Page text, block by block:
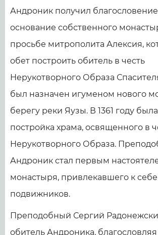
Андроник получил
основание собственного
просьбе митрополита Алексия,
обет построить обитель в честь
Нерукотворного Образа
был назначен игуменом нового
берегу реки Яузы. В 1361 году
постройка храма, освященного в
Нерукотворного Образа.
Андроник стал первым
монастыря, привлекавшего к
подвижников.
Преподобный Сергий
обитель Андроника,